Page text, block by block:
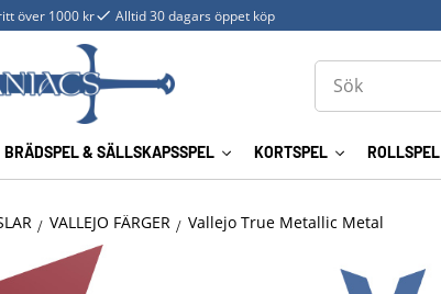
över 1000 kr Alltid 30 dagars öppet köp
BRÄDSPEL & SÄLLSKAPSSPEL KORTSPEL ROLLSPEL
VALLEJO FÄRGER Vallejo True Metallic Metal